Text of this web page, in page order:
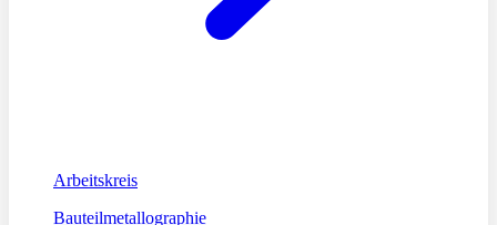
Arbeitskreis
Bauteilmetallographie